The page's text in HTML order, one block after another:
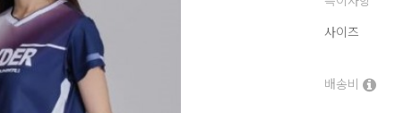
사이즈
배송비